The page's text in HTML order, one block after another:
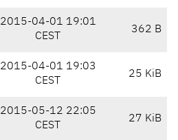
2015-04-01 19:01
CEST
362 B
2015-04-01 19:03
CEST
25 KiB
2015-05-12 22:05
CEST
27 KiB